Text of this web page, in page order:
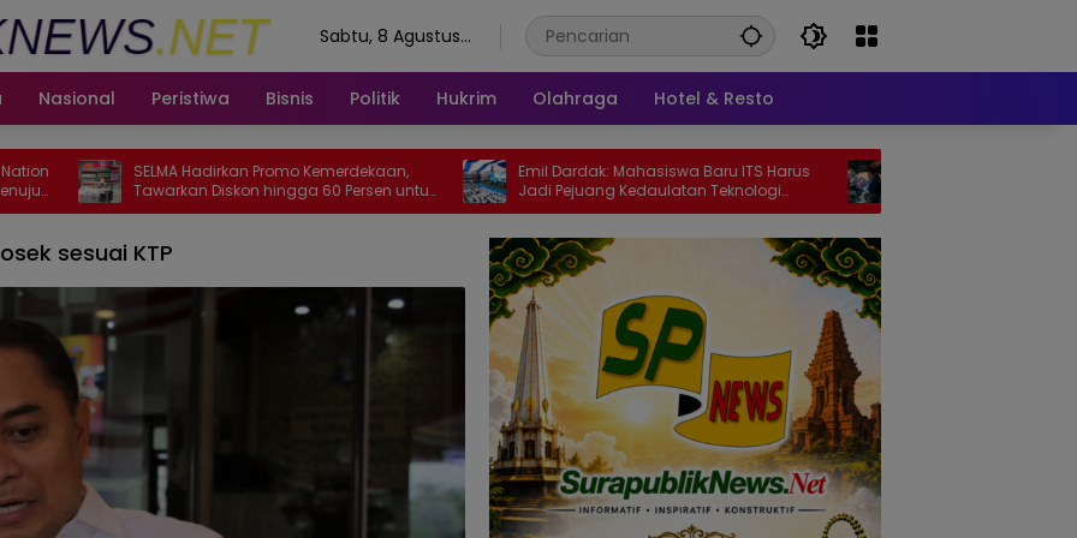
Sabtu, 8 Agustus
Nasional Peristiwa Bisnis Politik Hukrim Olahraga Hotel & Resto
SELMA Hadirkan Promo Kemerdekaan,
Tawarkan Diskon hingga 60 Persen untuk
Perlengkapan Rumah
Emil Dardak: Mahasiswa Baru ITS Harus
Jadi Pejuang Kedaulatan Teknologi
Indonesia
Pemerintah Siapkan Dukungan Fiskal
bagi Industri Otomotif, Pajak Mobil
dan Perlindungan Leasing Jadi
sesuai KTP